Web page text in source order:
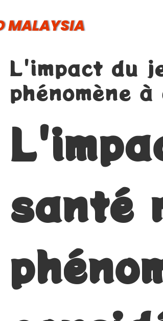
MALAYSIA
L'impact du
phénomène
santé